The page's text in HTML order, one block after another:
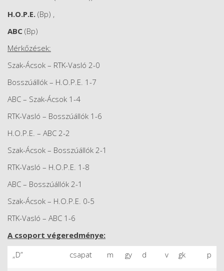
H.O.P.E. (Bp) ,
ABC (Bp)
Mérkőzések:
Szak-Ácsok – RTK-Vasló 2-0
Bosszúállók – H.O.P.E. 1-7
ABC – Szak-Ácsok 1-4
RTK-Vasló – Bosszúállók 1-6
H.O.P.E. – ABC 2-2
Szak-Ácsok – Bosszúállók 2-1
RTK-Vasló – H.O.P.E. 1-8
ABC – Bosszúállók 2-1
Szak-Ácsok – H.O.P.E. 0-5
RTK-Vasló – ABC 1-6
A csoport végeredménye:
„D”
csapat m gy d v gk p